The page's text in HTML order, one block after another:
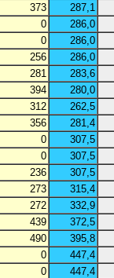
373
287,1
0
286,0
0
286,0
256
286,0
281
283,6
394
280,0
312
262,5
356
281,4
0
307,5
0
307,5
236
307,5
273
315,4
272
332,9
439
372,5
490
395,8
0
447,4
0
447,4